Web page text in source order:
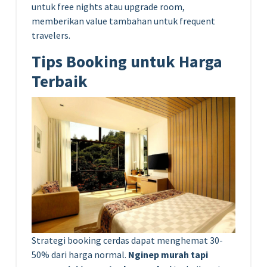
untuk free nights atau upgrade room,
memberikan value tambahan untuk frequent
travelers.
Tips Booking untuk Harga
Terbaik
Strategi booking cerdas dapat menghemat 30-
50% dari harga normal. Nginep murah tapi